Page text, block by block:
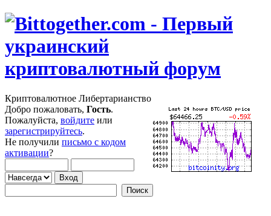
Криптовалютное Либертарианство
Добро пожаловать, Гость.
Пожалуйста, войдите или
зарегистрируйтесь.
Не получили письмо с кодом
активации?